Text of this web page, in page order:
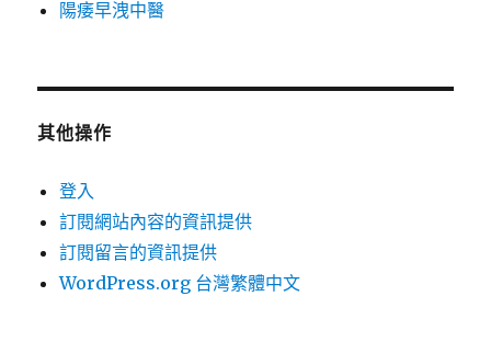
陽痿早洩中醫
其他操作
登入
訂閱網站內容的資訊提供
訂閱留言的資訊提供
WordPress.org 台灣繁體中文